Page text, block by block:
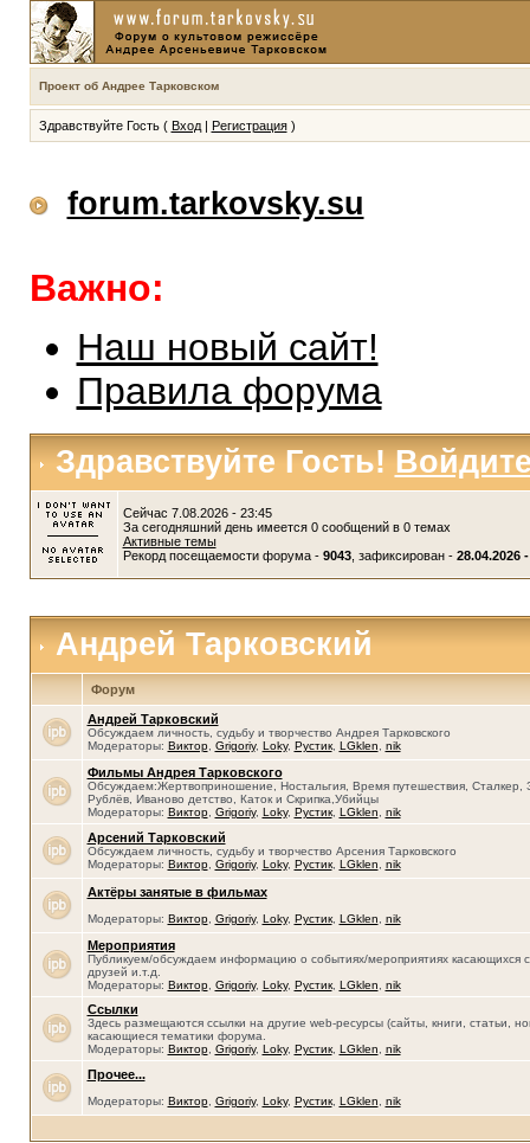
Проект об Андрее Тарковском
Здравствуйте Гость ( Вход| Регистрация)
forum.tarkovsky.su
Важно:
Наш новый сайт!
Правила форума
Здравствуйте Гость!
Сейчас 7.08.2026 - 23:45
За сегодняшний день имеется 0 сообщений в 0 темах
Активные темы
Рекорд посещаемости форума - 9043, зафиксирован - 28.04.2026
Андрей Тарковский
Форум
Андрей Тарковский
Обсуждаем личность, судьбу и творчество Андрея Тарковского
Модераторы: Виктор, Grigoriy, Loky, Рустик, LGklen nik
Фильмы Андрея Тарковского
Обсуждаем:Жертвоприношение, Ностальгия, Время путешествия, Сталкер,
Рублёв, Иваново детство, Каток и Скрипка,Убийцы
Модераторы: Виктор, Grigoriy, Loky, Рустик, LGklen nik
Арсений Тарковский
Обсуждаем личность, судьбу и творчество Арсения Тарковского
Модераторы: Виктор, Grigoriy, Loky, Рустик, LGklen nik
Актёры занятые в фильмах
Модераторы: Виктор, Grigoriy, Loky, Рустик, LGklen nik
Мероприятия
Публикуем/обсуждаем информацию о событиях/мероприятиях касающихся
друзей и.т.д.
Модераторы: Виктор, Grigoriy, Loky, Рустик, LGklen nik
Ссылки
Здесь размещаются ссылки на другие web-ресурсы (сайты, книги, статьи,
касающиеся тематики форума.
Модераторы: Виктор, Grigoriy, Loky, Рустик, LGklen nik
Прочее...
Модераторы: Виктор, Grigoriy, Loky, Рустик, LGklen nik